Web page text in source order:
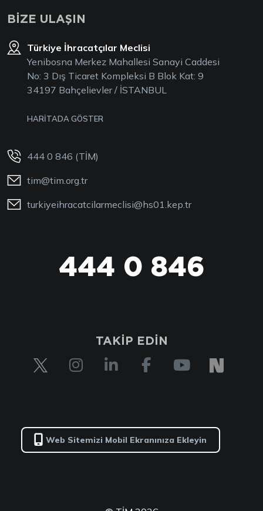
BİZE ULAŞIN
Türkiye İhracatçılar Meclisi
Yenibosna Merkez Mahallesi Sanayi Caddesi
No: 3 Dış Ticaret Kompleksi B Blok Kat: 9
34197 Bahçelievler / İSTANBUL
HARİTADA GÖSTER
444 0 846 (TİM)
tim@tim.org.tr
turkiyeihracatcilarmeclisi@hs01.kep.tr
444 0 846
444 0 TİM
TAKİP EDİN
Web Sitemizi Mobil Ekranınıza Ekleyin